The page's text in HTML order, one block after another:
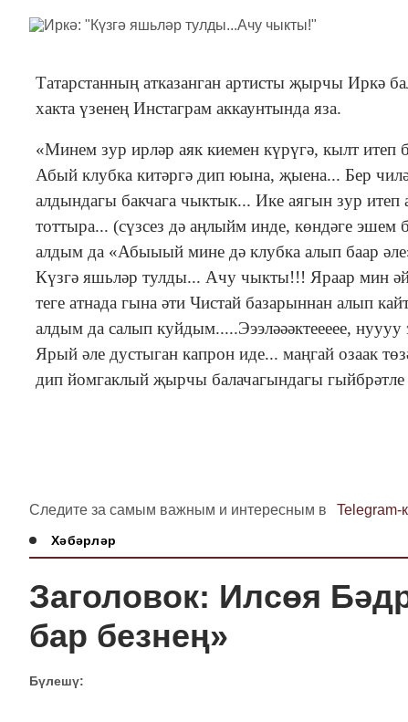
Татарстанның атказанган артисты җырчы Иркә
хакта үзенең Инстаграм аккаунтында яза.
«Минем зур ирләр аяк киемен күрүгә, кылт
Абый клубка китәргә дип юына, җыена... Бер
алдындагы бакчага чыктык... Ике аягын зур
тоттыра... (сүзсез дә аңлыйм инде, көндәге
алдым да «Абыыый мине дә клубка алып баар
Күзгә яшьләр тулды... Ачу чыкты!!! Яраар мин
теге атнада гына әти Чистай базарыннан алып
алдым да салып куйдым.....Эээләәәктеееее,
Ярый әле дустыган капрон иде... маңгай озаак
дип йомгаклый җырчы балачагындагы
Следите за самым важным и интересным в Telegram-
Хәбәрләр
Заголовок: Илсөя
бар безнең»
Бүлешү: